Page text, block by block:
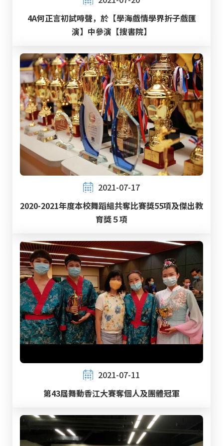
4A何正言初試啼聲，於【學海戲情學界折子戲匯
演】中參演【搜書院】
2021-07-17
2020-2021年度本校舞蹈組共奪比賽獎55項及傑出教
育獎５項
2021-07-11
第43屆舞動香江大賽奪個人及團體冠軍